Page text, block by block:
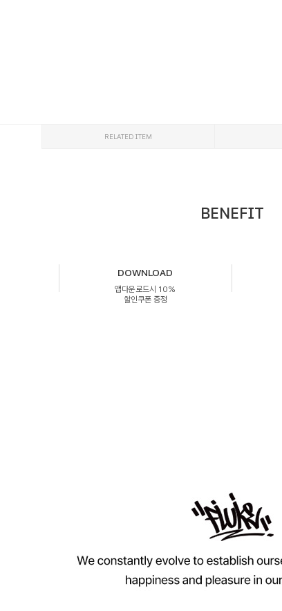
RELATED ITEM
BENEFIT
DOWNLOAD
앱다운로드시 10%
할인쿠폰 증정